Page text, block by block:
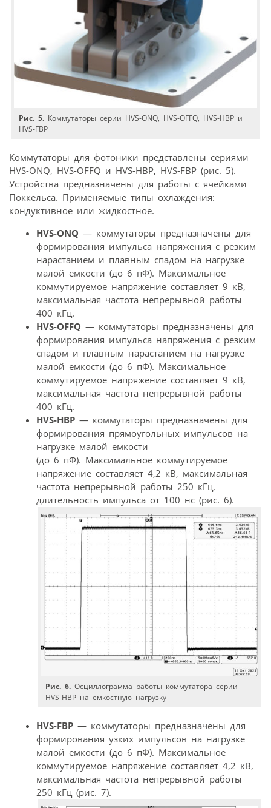
Рис. 5. Коммутаторы серии HVS-ONQ, HVS-OFFQ, HVS-HBP и
HVS-FBP
Коммутаторы для фотоники представлены сериями
HVS-ONQ, HVS-OFFQ и HVS-HBP, HVS-FBP (рис. 5).
Устройства предназначены для работы с ячейками
Поккельса. Применяемые типы охлаждения:
кондуктивное или жидкостное.
HVS-ONQ — коммутаторы предназначены для
формирования импульса напряжения с резким
нарастанием и плавным спадом на нагрузке
малой емкости (до 6 пФ). Максимальное
коммутируемое напряжение составляет 9 кВ,
максимальная частота непрерывной работы
400 кГц.
HVS-OFFQ — коммутаторы предназначены для
формирования импульса напряжения с резким
спадом и плавным нарастанием на нагрузке
малой емкости (до 6 пФ). Максимальное
коммутируемое напряжение составляет 9 кВ,
максимальная частота непрерывной работы
400 кГц.
HVS-HBP — коммутаторы предназначены для
формирования прямоугольных импульсов на
нагрузке малой емкости
(до 6 пФ). Максимальное коммутируемое
напряжение составляет 4,2 кВ, максимальная
частота непрерывной работы 250 кГц,
длительность импульса от 100 нс (рис. 6).
Рис. 6.Осциллограмма работы коммутатора серии
HVS-HBP на емкостную нагрузку
HVS-FBP — коммутаторы предназначены для
формирования узких импульсов на нагрузке
малой емкости (до 6 пФ). Максимальное
коммутируемое напряжение составляет 4,2 кВ,
максимальная частота непрерывной работы
250 кГц (рис. 7).